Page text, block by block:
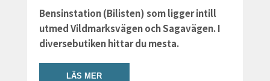
Bensinstation (Bilisten) som ligger intill
utmed Vildmarksvägen och Sagavägen. I
diversebutiken hittar du mesta.
LÄS MER